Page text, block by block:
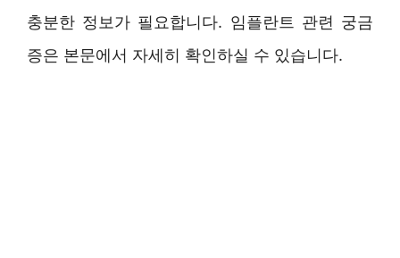
충분한 정보가 필요합니다. 임플란트 관련 궁금
증은 본문에서 자세히 확인하실 수 있습니다.